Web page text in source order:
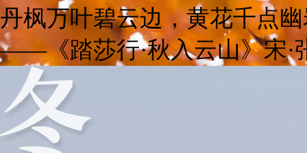
丹枫万叶碧云边，黄花千点
——《踏莎行·秋入云山》宋·